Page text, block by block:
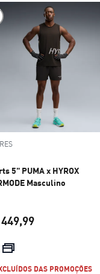
5" PUMA x HYROX
Masculino
DAS PROMOÇÕES